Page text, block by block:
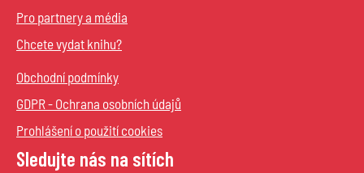
Pro partnery a média
Chcete vydat knihu?
Obchodní podmínky
GDPR - Ochrana osobních údajů
Prohlášení o použití cookies
Sledujte nás na sítích